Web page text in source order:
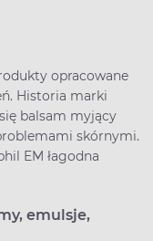
opracowane
Historia marki
balsam myjący
skórnymi.
EM łagodna
emulsje,